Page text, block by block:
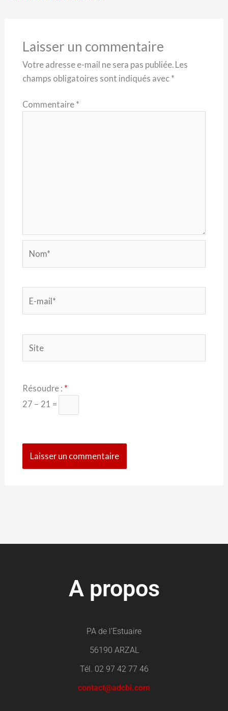
Laisser un commentaire
Votre adresse e-mail ne sera pas publiée. Les
champs obligatoires sont indiqués avec *
Commentaire *
mail*
Résoudre : *
27 − 21 =
A propos
PA de l’Estuaire
56190 ARZAL
Tél. 02 97 42 77 46
contact@adcbi.com